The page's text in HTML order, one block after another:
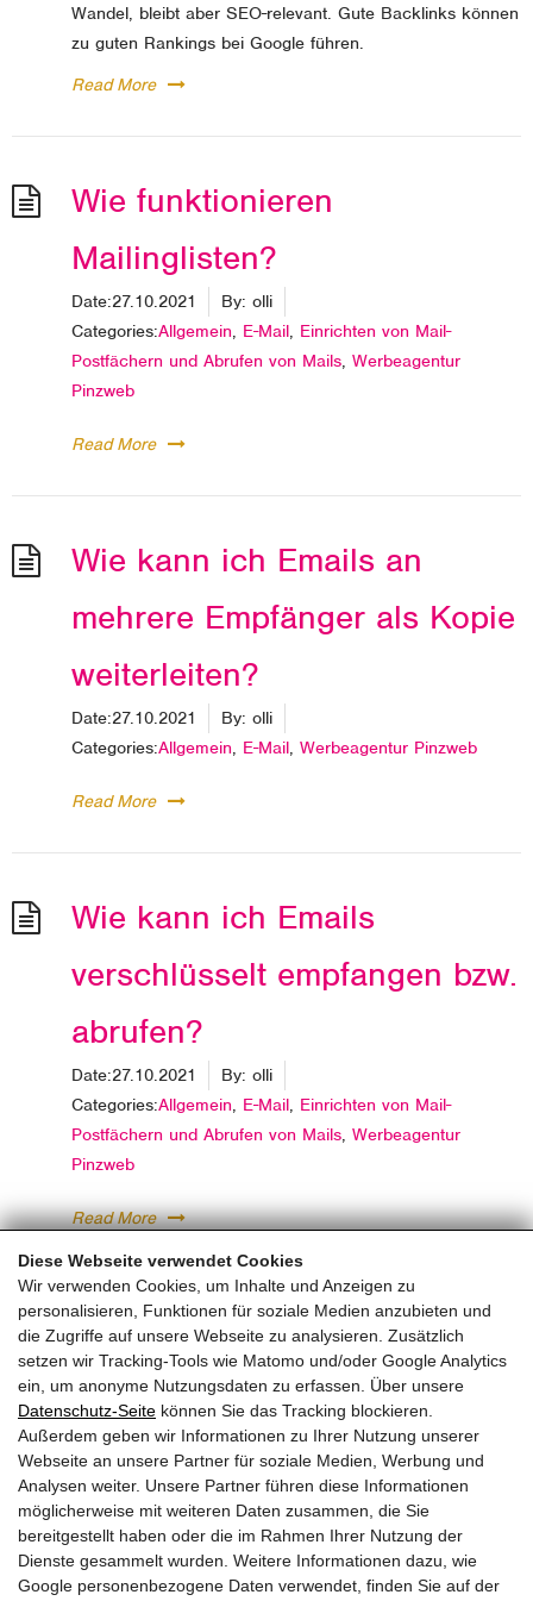
Diese Webseite verwendet Cookies
Wir verwenden Cookies, um Inhalte und Anzeigen zu
personalisieren, Funktionen für soziale Medien anzubieten und
die Zugriffe auf unsere Webseite zu analysieren. Zusätzlich
setzen wir Tracking-Tools wie Matomo und/oder Google Analytics
ein, um anonyme Nutzungsdaten zu erfassen. Über unsere
Datenschutz-Seite können Sie das Tracking blockieren.
Außerdem geben wir Informationen zu Ihrer Nutzung unserer
Webseite an unsere Partner für soziale Medien, Werbung und
Analysen weiter. Unsere Partner führen diese Informationen
möglicherweise mit weiteren Daten zusammen, die Sie
bereitgestellt haben oder die im Rahmen Ihrer Nutzung der
Dienste gesammelt wurden. Weitere Informationen dazu, wie
Google personenbezogene Daten verwendet, finden Sie auf der
Wandel, bleibt aber SEO-relevant. Gute Backlinks können
zu guten Rankings bei Google führen.
Read More
Wie funktionieren
Mailinglisten?
Date:27.10.2021 By: olli
Categories:Allgemein, E-Mail, Einrichten von Mail-
Postfächern und Abrufen von Mails, Werbeagentur
Pinzweb
Read More
Wie kann ich Emails an
mehrere Empfänger als Kopie
weiterleiten?
Date:27.10.2021 By: olli
Categories:Allgemein, E-Mail, Werbeagentur Pinzweb
Read More
Wie kann ich Emails
verschlüsselt empfangen bzw.
abrufen?
Date:27.10.2021 By: olli
Categories:Allgemein, E-Mail, Einrichten von Mail-
Postfächern und Abrufen von Mails, Werbeagentur
Pinzweb
Read More
Seite1Seite2Weiter
pinzweb.at GmbH & Co KG
Raiffeisenstraße 4, 5671 Bruck an der Glocknerstraße
Rögergasse 36/6, 1090 Wien
T:+43 (0) 6545 20340
E:office@pinzweb.at